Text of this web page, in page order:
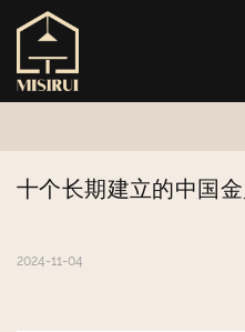
十个长期建立的中国
2024-11-04